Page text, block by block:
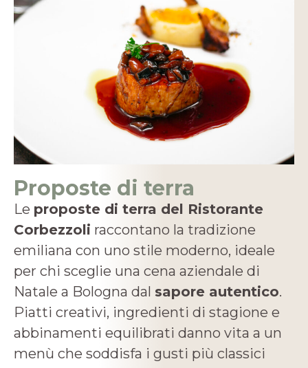
Proposte di terra
Le proposte di terra del Ristorante
Corbezzoli raccontano la tradizione
emiliana con uno stile moderno, ideale
per chi sceglie una cena aziendale di
Natale a Bologna dal sapore autentico.
Piatti creativi, ingredienti di stagione e
abbinamenti equilibrati danno vita a un
menù che soddisfa i gusti più classici